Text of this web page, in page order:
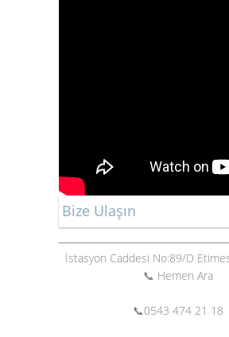
Bize Ulaşın
İstasyon Caddesi No:89/D
📞 Hemen Ara
📞0543 474 21 18